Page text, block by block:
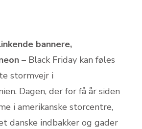
bannere,
– Black Friday kan føles
stormvejr i
Dagen, der for få år siden
i amerikanske storcentre,
danske indbakker og gader